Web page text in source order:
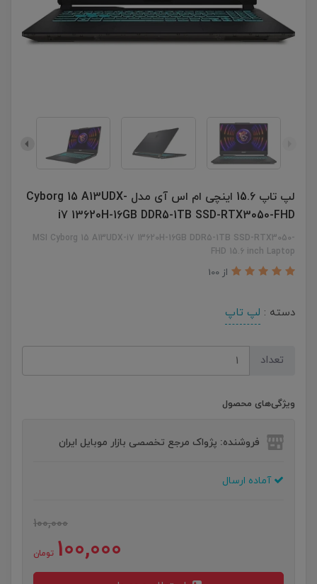
لپ تاپ 15.6 اینچی ام اس آی مدل Cyborg 15 A13UDX-
i7 13620H-16GB DDR5-1TB SSD-RTX3050-FHD
MSI Cyborg 15 A13UDX-i7 13620H-16GB DDR5-1TB SSD-RTX3050-
FHD 15.6 inch Laptop
از 100
دسته : لپ تاپ
تعداد
ویژگی‌های محصول
فروشنده: پژواک مرجع تخصصی بازار موبایل ایران
آماده ارسال
100,000
100,000 تومان